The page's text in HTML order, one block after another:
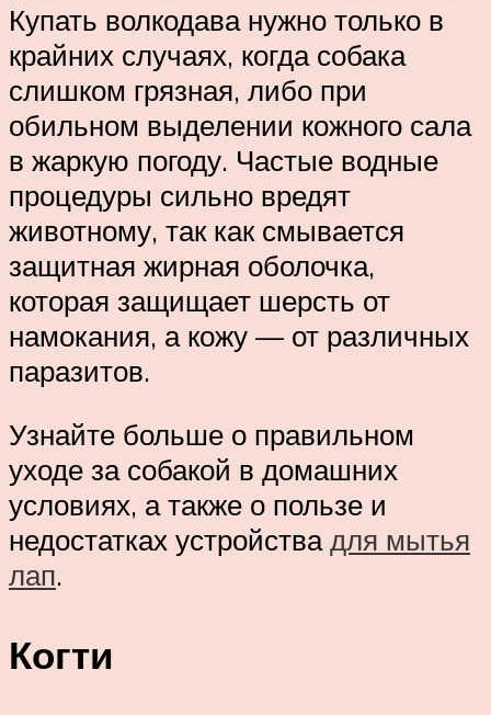
Купать волкодава нужно только в
крайних случаях, когда собака
слишком грязная, либо при
обильном выделении кожного сала
в жаркую погоду. Частые водные
процедуры сильно вредят
животному, так как смывается
защитная жирная оболочка,
которая защищает шерсть от
намокания, а кожу — от различных
паразитов.
Узнайте больше о правильном
уходе за собакой в домашних
условиях, а также о пользе и
недостатках устройствадля мытья
лап.
Когти